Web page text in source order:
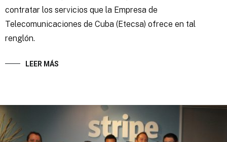
contratar los servicios que la Empresa de
Telecomunicaciones de Cuba (Etecsa) ofrece en tal
renglón.
LEER MÁS